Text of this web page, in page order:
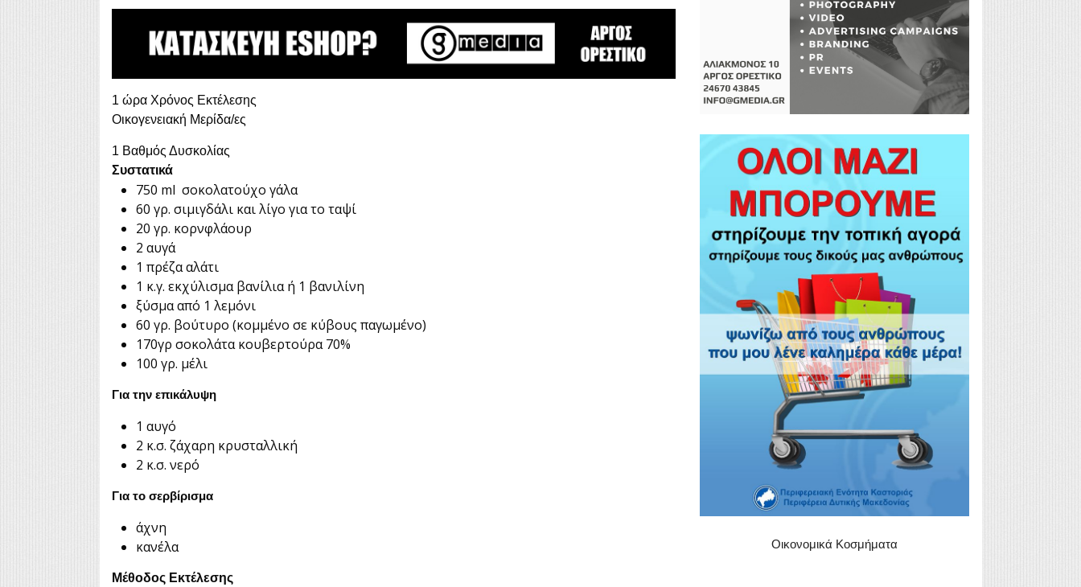
1 ώρα Χρόνος Εκτέλεσης
Οικογενειακή Μερίδα/ες
1 Βαθμός Δυσκολίας
Συστατικά
750 ml σοκολατούχο γάλα
60 γρ. σιμιγδάλι και λίγο για το ταψί
20 γρ. κορνφλάουρ
2 αυγά
1 πρέζα αλάτι
1 κ.γ. εκχύλισμα βανίλια ή 1 βανιλίνη
ξύσμα από 1 λεμόνι
60 γρ. βούτυρο (κομμένο σε κύβους παγωμένο)
170γρ σοκολάτα κουβερτούρα 70%
100 γρ. μέλι
Για την επικάλυψη
1 αυγό
2 κ.σ. ζάχαρη κρυσταλλική
2 κ.σ. νερό
Για το σερβίρισμα
άχνη
κανέλα
Μέθοδος Εκτέλεσης
Οικονομικά Κοσμήματα